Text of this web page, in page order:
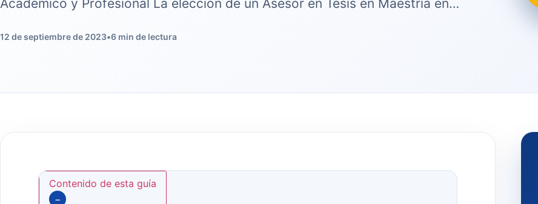
Académico y Profesional La elección de un Asesor en Tesis en Maestría en…
12 de septiembre de 2023•6 min de lectura
Contenido de esta guía
−